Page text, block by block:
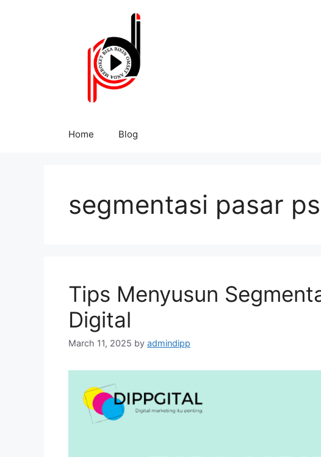
Home Blog
segmentasi pasar
Tips Menyusun
Digital
March 11, 2025 by admindipp